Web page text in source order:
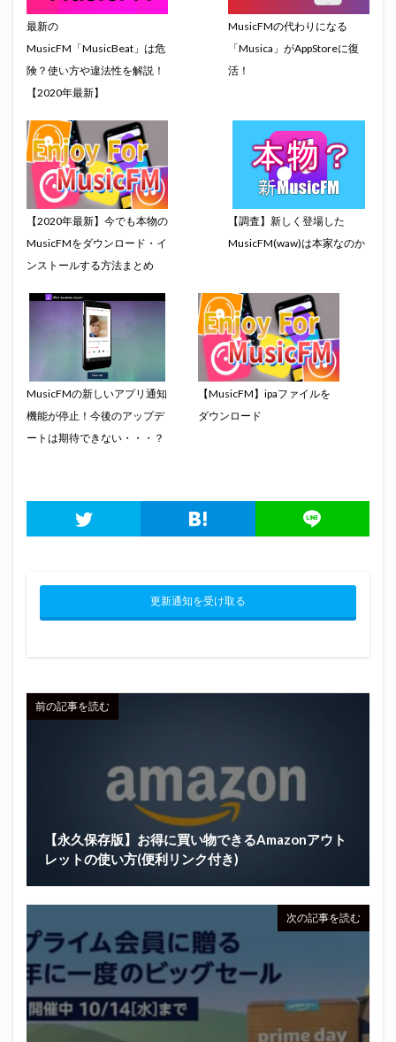
最新の
MusicFM「MusicBeat」は危
険？使い方や違法性を解説！
【2020年最新】
MusicFMの代わりになる
「Musica」がAppStoreに復
活！
【2020年最新】今でも本物の
MusicFMをダウンロード・イ
ンストールする方法まとめ
【調査】新しく登場した
MusicFM(waw)は本家なのか
MusicFMの新しいアプリ通知
機能が停止！今後のアップデ
ートは期待できない・・・？
【MusicFM】ipaファイルを
ダウンロード
更新通知を受け取る
前の記事を読む
【永久保存版】お得に買い物できるAmazonアウト
レットの使い方(便利リンク付き)
次の記事を読む